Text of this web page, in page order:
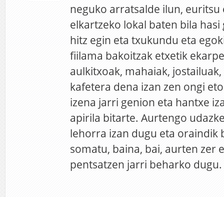
neguko arratsalde ilun, euritsu
elkartzeko lokal baten bila hasi
hitz egin eta txukundu eta
fiilama bakoitzak etxetik
aulkitxoak, mahaiak,
kafetera dena izan zen ongi
izena jarri genion eta hantxe
apirila bitarte. Aurtengo
lehorra izan dugu eta oraindik
somatu, baina, bai, aurten zer
pentsatzen jarri beharko dugu.